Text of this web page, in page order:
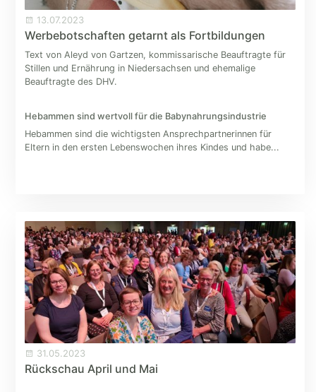
13.07.2023
Werbebotschaften getarnt als Fortbildungen
Text von Aleyd von Gartzen, kommissarische Beauftragte für
Stillen und Ernährung in Niedersachsen und ehemalige
Beauftragte des DHV.
Hebammen sind wertvoll für die Babynahrungsindustrie
Hebammen sind die wichtigsten Ansprechpartnerinnen für
Eltern in den ersten Lebenswochen ihres Kindes und habe...
31.05.2023
Rückschau April und Mai